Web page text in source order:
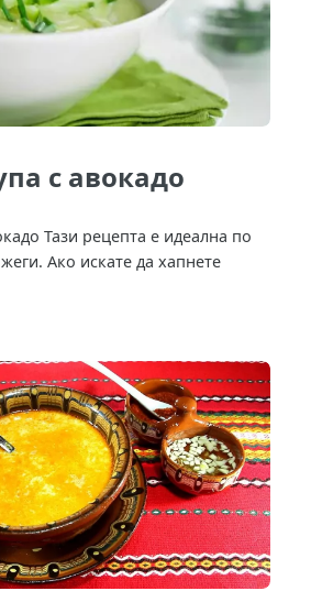
с авокадо
Тази рецепта е идеална по
Ако искате да хапнете